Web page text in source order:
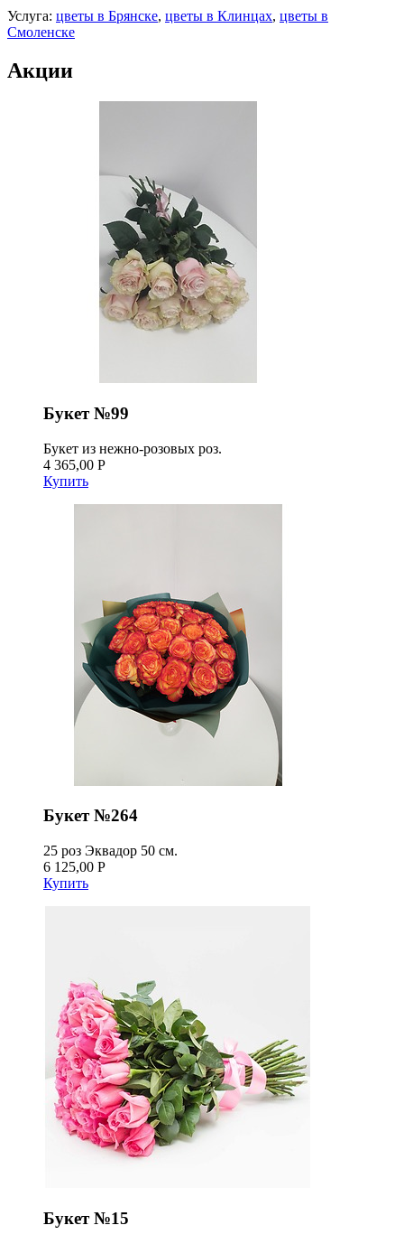
Услуга: цветы в Брянске, цветы в Клинцах, цветы в
Смоленске
Акции
Букет №99
Букет из нежно-розовых роз.
4 365,00 Р
Купить
Букет №264
25 роз Эквадор 50 см.
6 125,00 Р
Купить
Букет №15